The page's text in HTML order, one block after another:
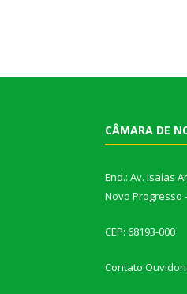
CÂMARA DE
End.: Av. Isaías
Novo Progresso
CEP: 68193-000
Contato